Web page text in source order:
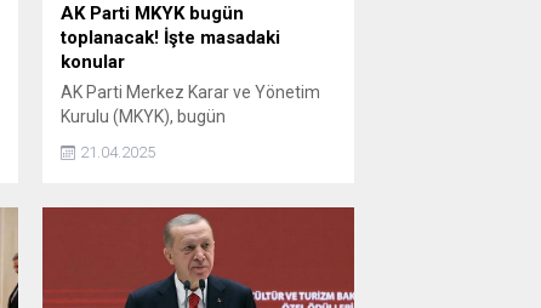
AK Parti MKYK bugün
toplanacak! İşte masadaki
konular
AK Parti Merkez Karar ve Yönetim
Kurulu (MKYK), bugün
başkanlığında toplanacak.
"Terörsüz Türkiye" olacak.
21.04.2025